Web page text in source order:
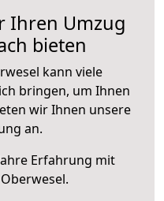
Ihren Umzug
bieten
kann viele
bringen, um Ihnen
wir Ihnen unsere
an.
Erfahrung mit
Oberwesel.